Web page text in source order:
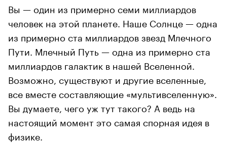
Вы — один из примерно семи миллиардов
человек на этой планете. Наше Солнце — одна
из примерно ста миллиардов звезд Млечного
Пути. Млечный Путь — одна из примерно ста
миллиардов галактик в нашей Вселенной.
Возможно, существуют и другие вселенные,
все вместе составляющие «мультивселенную».
Вы думаете, чего уж тут такого? А ведь на
настоящий момент это самая спорная идея в
физике.